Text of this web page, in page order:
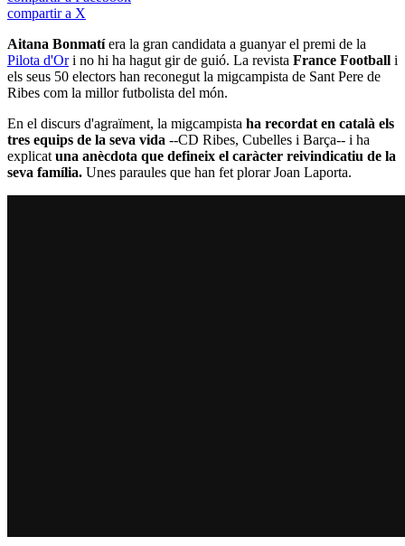
compartir a X
Aitana Bonmatíera la gran candidata a guanyar el premi de la
Pilota d'Ori no hi ha hagut gir de guió. La revista France Football i
els seus 50 electors han reconegut la migcampista de Sant Pere de
Ribes com la millor futbolista del món.
En el discurs d'agraïment, la migcampista ha recordat en català els
tres equips de la seva vida --CD Ribes, Cubelles i Barça-- i ha
explicat una anècdota que defineix el caràcter reivindicatiu de la
seva família. Unes paraules que han fet plorar Joan Laporta.